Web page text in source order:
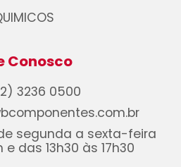
Conosco
3236 0500
segunda a sexta-feira
e das 13h30 às 17h30